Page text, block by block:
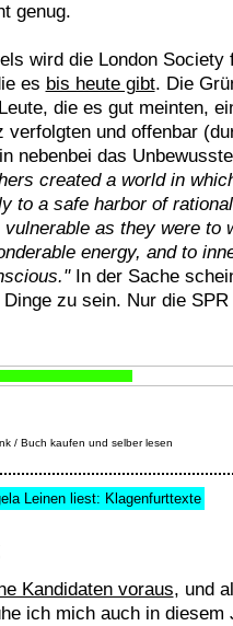
genug.
wird die London
es bis heute gibt. Die
die es gut meinten,
verfolgten und offenbar
nebenbei das
created a world in
to a safe harbor of
as they were to
energy, and to
In der Sache
zu sein. Nur die
/ Buch kaufen und selber lesen
Leinen liest: Klagenfurttexte
Kandidaten voraus, und
ich mich auch in diesem